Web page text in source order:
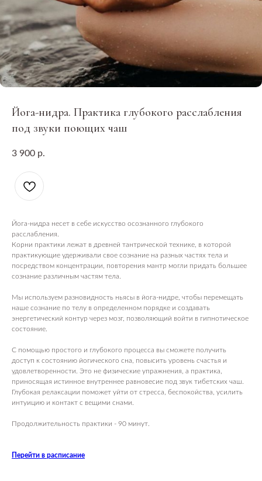
Йога-нидра. Практика глубокого расслабления
под звуки поющих чаш
3 900 р.
Йога-нидра несет в себе искусство осознанного глубокого
расслабления.
Корни практики лежат в древней тантрической технике, в которой
практикующие удерживали свое сознание на разных частях тела и
посредством концентрации, повторения мантр могли придать большее
сознание различным частям тела.
Мы используем разновидность ньясы в йога-нидре, чтобы перемещать
наше сознание по телу в определенном порядке и создавать
энергетический контур через мозг, позволяющий войти в гипнотическое
состояние.
С помощью простого и глубокого процесса вы сможете получить
доступ к состоянию йогического сна, повысить уровень счастья и
удовлетворенности. Это не физические упражнения, а практика,
приносящая истинное внутреннее равновесие под звук тибетских чаш.
Глубокая релаксации поможет уйти от стресса, беспокойства, усилить
интуицию и контакт с вещими снами.
Продолжительность практики - 90 минут.
Перейти в расписание